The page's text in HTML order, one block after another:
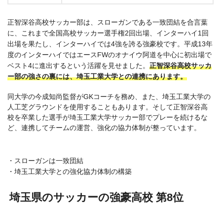
正智深谷高校サッカー部は、スローガンである一致団結を合言葉
に、これまで全国高校サッカー選手権2回出場、インターハイ1回
出場を果たし、インターハイでは4強を誇る強豪校です。平成13年
度のインターハイではエースFWのオナイウ阿道を中心に初出場で
ベスト4に進出するという活躍を見せました。 正智深谷高校サッカ
ー部の強さの裏には、埼玉工業大学との連携にあります。
同大学の今成知尚監督がGKコーチを務め、また、埼玉工業大学の
人工芝グラウンドを使用することもあります。そして正智深谷高
校を卒業した選手が埼玉工業大学サッカー部でプレーを続けるな
ど、連携してチームの運営、強化の協力体制が整っています。
・スローガンは一致団結
・埼玉工業大学との強化協力体制の構築
埼玉県のサッカーの強豪高校 第8位